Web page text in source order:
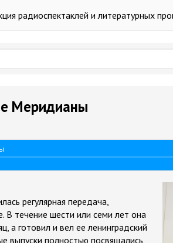
радиоспектаклей и литературных
Меридианы
регулярная передача,
В течение шести или семи лет она
а готовил и вел ее ленинградский
выпуски полностью посвящались